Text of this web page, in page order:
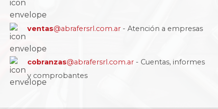
ventas@abrafersrl.com.ar - Atención a empresas
cobranzas@abrafersrl.com.ar - Cuentas, informes
y comprobantes